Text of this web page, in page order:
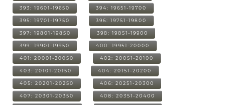
393: 19601-19650 394: 19651-19700
395: 19701-19750 396: 19751-19800
397: 19801-19850 398: 19851-19900
399: 19901-19950 400: 19951-20000
401: 20001-20050 402: 20051-20100
403: 20101-20150 404: 20151-20200
405: 20201-20250 406: 20251-20300
407: 20301-20350 408: 20351-20400